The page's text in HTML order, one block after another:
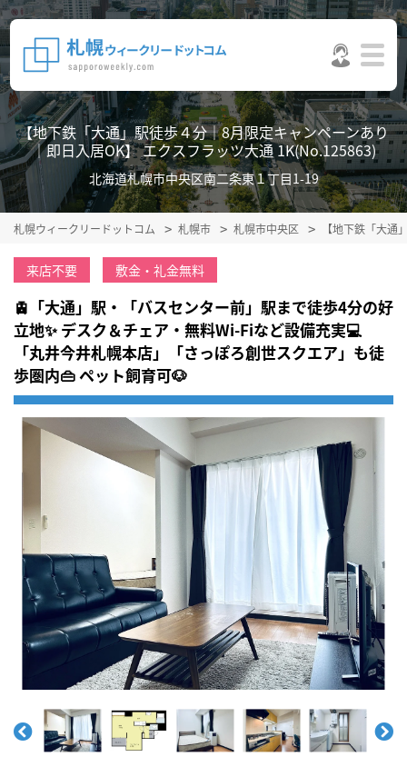
【地下鉄「大通」駅徒歩４分｜8月限定キャンペーンあり
｜即日入居OK】 エクスフラッツ大通 1K(No.125863)
北海道札幌市中央区南二条東１丁目1-19
札幌ウィークリードットコム 札幌市 札幌市中央区 【地下鉄「大
来店不要 敷金・礼金無料
🚊「大通」駅・「バスセンター前」駅まで徒歩4分の好
立地✨ デスク＆チェア・無料Wi‑Fiなど設備充実💻
「丸井今井札幌本店」「さっぽろ創世スクエア」も徒
歩圏内👜 ペット飼育可🐶